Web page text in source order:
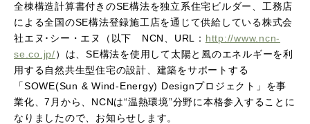
全棟構造計算書付きのSE構法を独立系住宅ビルダー、工務店
による全国のSE構法登録施工店を通じて供給している株式会
社エヌ･シー・エヌ（以下 NCN、URL： http://www.ncn-
se.co.jp/）は、SE構法を使用して太陽と風のエネルギーを利
用する自然共生型住宅の設計、建築をサポートする
「SOWE(Sun & Wind-Energy) Designプロジェクト」を事
業化、7月から、NCNは“温熱環境”分野に本格参入することに
なりましたので、お知らせします。